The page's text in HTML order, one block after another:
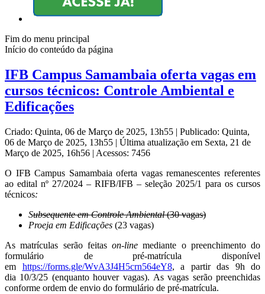
Fim do menu principal
Início do conteúdo da página
IFB Campus Samambaia oferta vagas em
cursos técnicos: Controle Ambiental e
Edificações
Criado: Quinta, 06 de Março de 2025, 13h55 | Publicado: Quinta,
06 de Março de 2025, 13h55 | Última atualização em Sexta, 21 de
Março de 2025, 16h56 | Acessos: 7456
O IFB Campus Samambaia oferta vagas remanescentes referentes
ao edital nº 27/2024 – RIFB/IFB – seleção 2025/1 para os cursos
técnicos:
Subsequente em Controle Ambiental(30 vagas)
Proeja em Edificações (23 vagas)
As matrículas serão feitas on-line mediante o preenchimento do
formulário de pré-matrícula disponível
em https://forms.gle/WvA3J4H5crn564eY8, a partir das 9h do
dia 10/3/25 (enquanto houver vagas). As vagas serão preenchidas
conforme ordem de envio do formulário de pré-matrícula.